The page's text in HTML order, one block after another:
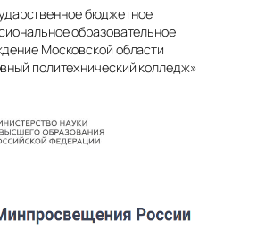
бюджетное
образовательное
Московской области
политехнический колледж»